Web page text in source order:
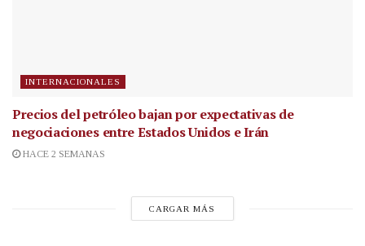
INTERNACIONALES
Precios del petróleo bajan por expectativas de
negociaciones entre Estados Unidos e Irán
HACE 2 SEMANAS
CARGAR MÁS